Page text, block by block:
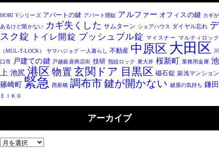
HORI Vシリーズ アパートの鍵 アパート開錠 アルファー オフィスの鍵 カギが
あるけど開かない カギ失くした サムターン シェアハウス ダイヤル忘れ デ
スク錠
トイレ開錠 プッシュプル錠 マイスナー マルティロック
（MUL-T-LOCK） ヤマハジョグ 一人暮らし 不動産 中原区 大田区
川
口市
戸建ての鍵 戸越銀座商店街 技研 指紋ロック 東大井 桜新町 業務用金庫 池
上 池尻 港区 物置 玄関ドア 目黒区 磁石錠 築浅マンション
篠崎町 緊急 西新橋 調布市 鍵が開かない 鍵屋の気持ち 鎌田
ＥＩＫＯ
アーカイブ
ア